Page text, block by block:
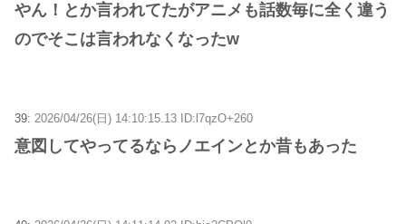
やん！とか言われてたがアニメも話数毎に全く違う
のでそこは言われなくなったw
39: 2026/04/26(日) 14:10:15.13 ID:l7qzO+260
意図してやってるならノエインとか昔もあった